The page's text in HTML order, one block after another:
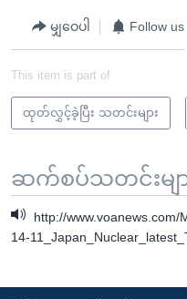
မျှဝေပါ Follow us
This item is part of
ထုတ်လွှင့်ခဲ့ပြီး သတင်းများ
ဆက်စပ်သတင်းမျာ
http://www.voanews.com/
14-